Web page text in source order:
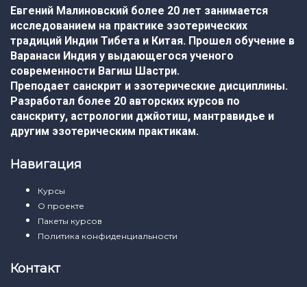
Евгений Малиновский более 20 лет занимается
исследованием на практике эзотерических
традиций Индии Тибета и Китая. Прошел обучение в
Варанаси Индия у выдающегося ученого
современности Вагиш Шастри.
Преподает санскрит и эзотерические дисциплины.
Разработал более 20 авторских курсов по
санскриту, астрологии джйотиш, мантравидье и
другим эзотерическим практикам.
Навигация
Курсы
О проекте
Пакеты курсов
Политика конфиденциальности
Контакт